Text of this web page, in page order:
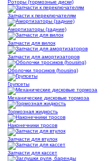
Роторы (тормозные диски)
Запчасти к переключателям
Амортизаторы (задние)
Запчасти для вилок
Запчасти для амортизаторов
Оболочки тросиков (housing)
Групсеты
Механические дисковые тормоза
Тормозная жидкость
Наконечники тросов
Запчасти для втулок
Запчасти для кассет